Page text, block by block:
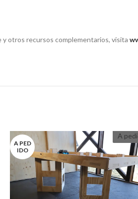
y otros recursos complementarios, visita
A PED
IDO
A